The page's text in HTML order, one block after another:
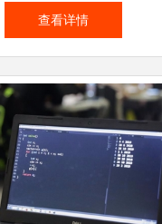
人工智能应用软件开
查看详情